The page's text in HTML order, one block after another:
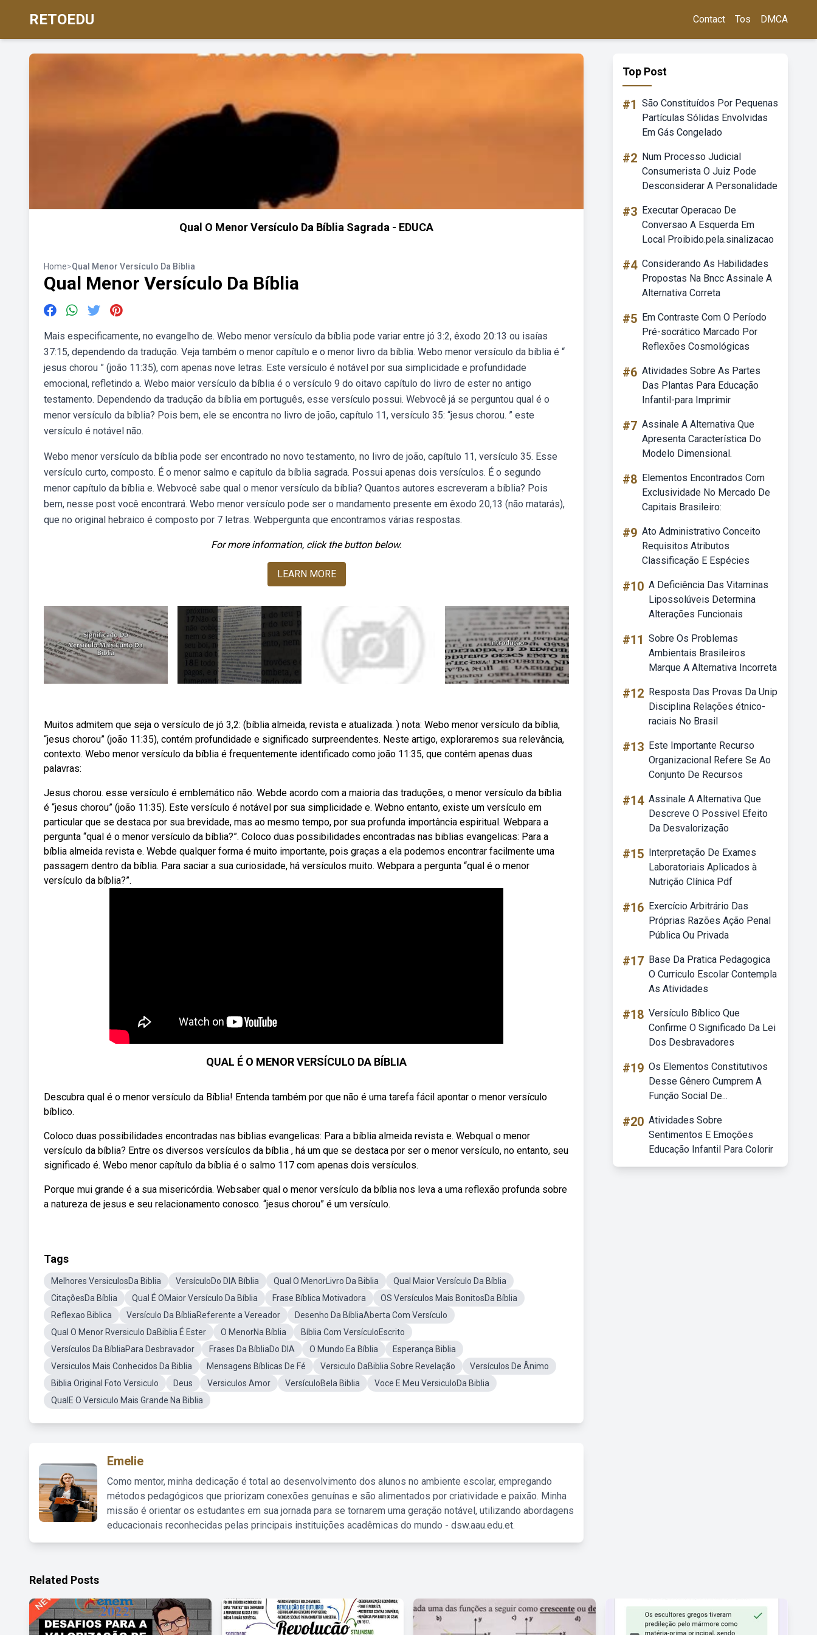
RETOEDU Contact Tos DMCA
Qual O Menor Versículo Da Bíblia Sagrada - EDUCA
Home>Qual Menor Versículo Da Bíblia
Qual Menor Versículo Da Bíblia
Mais especificamente, no evangelho de. Webo menor versículo da bíblia pode variar entre jó 3:2, êxodo 20:13 ou isaías
37:15, dependendo da tradução. Veja também o menor capítulo e o menor livro da bíblia. Webo menor versículo da bíblia é “
jesus chorou ” (joão 11:35), com apenas nove letras. Este versículo é notável por sua simplicidade e profundidade
emocional, refletindo a. Webo maior versículo da bíblia é o versículo 9 do oitavo capítulo do livro de ester no antigo
testamento. Dependendo da tradução da bíblia em português, esse versículo possui. Webvocê já se perguntou qual é o
menor versículo da bíblia? Pois bem, ele se encontra no livro de joão, capítulo 11, versículo 35: “jesus chorou. ” este
versículo é notável não.
Webo menor versículo da bíblia pode ser encontrado no novo testamento, no livro de joão, capítulo 11, versículo 35. Esse
versículo curto, composto. É o menor salmo e capitulo da bíblia sagrada. Possui apenas dois versículos. É o segundo
menor capítulo da bíblia e. Webvocê sabe qual o menor versículo da bíblia? Quantos autores escreveram a bíblia? Pois
bem, nesse post você encontrará. Webo menor versículo pode ser o mandamento presente em êxodo 20,13 (não matarás),
que no original hebraico é composto por 7 letras. Webpergunta que encontramos várias respostas.
For more information, click the button below.
LEARN MORE
Muitos admitem que seja o versículo de jó 3,2: (bíblia almeida, revista e atualizada. ) nota: Webo menor versículo da bíblia,
“jesus chorou” (joão 11:35), contém profundidade e significado surpreendentes. Neste artigo, exploraremos sua relevância,
contexto. Webo menor versículo da bíblia é frequentemente identificado como joão 11:35, que contém apenas duas
palavras:
Jesus chorou. esse versículo é emblemático não. Webde acordo com a maioria das traduções, o menor versículo da bíblia
é “jesus chorou” (joão 11:35). Este versículo é notável por sua simplicidade e. Webno entanto, existe um versículo em
particular que se destaca por sua brevidade, mas ao mesmo tempo, por sua profunda importância espiritual. Webpara a
pergunta “qual é o menor versículo da bíblia?”. Coloco duas possibilidades encontradas nas biblias evangelicas: Para a
bíblia almeida revista e. Webde qualquer forma é muito importante, pois graças a ela podemos encontrar facilmente uma
passagem dentro da bíblia. Para saciar a sua curiosidade, há versículos muito. Webpara a pergunta “qual é o menor
versículo da bíblia?”.
QUAL É O MENOR VERSÍCULO DA BÍBLIA
Descubra qual é o menor versículo da Bíblia! Entenda também por que não é uma tarefa fácil apontar o menor versículo
bíblico.
Coloco duas possibilidades encontradas nas biblias evangelicas: Para a bíblia almeida revista e. Webqual o menor
versículo da bíblia? Entre os diversos versículos da bíblia , há um que se destaca por ser o menor versículo, no entanto, seu
significado é. Webo menor capítulo da bíblia é o salmo 117 com apenas dois versículos.
Porque mui grande é a sua misericórdia. Websaber qual o menor versículo da bíblia nos leva a uma reflexão profunda sobre
a natureza de jesus e seu relacionamento conosco. “jesus chorou” é um versículo.
Tags
Melhores VersiculosDa Biblia VersículoDo DIA Bíblia Qual O MenorLivro Da Biblia
Qual Maior Versículo Da Bíblia
CitaçõesDa Bíblia
Qual É OMaior Versículo Da Bíblia Frase Bíblica Motivadora
OS Versículos Mais BonitosDa Bíblia
Reflexao Biblica
Versículo Da BíbliaReferente a Vereador
Desenho Da BíbliaAberta Com Versículo
Qual O Menor Rversiculo DaBiblia É Ester
O MenorNa Bíblia
Bíblia Com VersículoEscrito
Versículos Da BíbliaPara Desbravador
Frases Da BíbliaDo DIA O Mundo Ea Bíblia
Esperança Biblia
Versiculos Mais Conhecidos Da Biblia
Mensagens Bíblicas De Fé Versiculo DaBiblia Sobre Revelação
Versículos De Ânimo
Biblia Original Foto Versiculo
Deus Versiculos Amor VersículoBela Biblia
Voce E Meu VersiculoDa Biblia
QualE O Versiculo Mais Grande Na Biblia
Emelie
Como mentor, minha dedicação é total ao desenvolvimento dos alunos no ambiente escolar, empregando
métodos pedagógicos que priorizam conexões genuínas e são alimentados por criatividade e paixão. Minha
missão é orientar os estudantes em sua jornada para se tornarem uma geração notável, utilizando abordagens
educacionais reconhecidas pelas principais instituições acadêmicas do mundo - dsw.aau.edu.et.
Top Post
#1 São Constituídos Por Pequenas
Partículas Sólidas Envolvidas
Em Gás Congelado
#2 Num Processo Judicial
Consumerista O Juiz Pode
Desconsiderar A Personalidade
#3 Executar Operacao De
Conversao A Esquerda Em
Local Proibido.pela.sinalizacao
#4 Considerando As Habilidades
Propostas Na Bncc Assinale A
Alternativa Correta
#5 Em Contraste Com O Período
Pré-socrático Marcado Por
Reflexões Cosmológicas
#6 Atividades Sobre As Partes
Das Plantas Para Educação
Infantil-para Imprimir
#7 Assinale A Alternativa Que
Apresenta Característica Do
Modelo Dimensional.
#8 Elementos Encontrados Com
Exclusividade No Mercado De
Capitais Brasileiro:
#9 Ato Administrativo Conceito
Requisitos Atributos
Classificação E Espécies
#10 A Deficiência Das Vitaminas
Lipossolúveis Determina
Alterações Funcionais
#11 Sobre Os Problemas
Ambientais Brasileiros
Marque A Alternativa Incorreta
#12 Resposta Das Provas Da Unip
Disciplina Relações étnico-
raciais No Brasil
#13 Este Importante Recurso
Organizacional Refere Se Ao
Conjunto De Recursos
#14 Assinale A Alternativa Que
Descreve O Possivel Efeito
Da Desvalorização
#15 Interpretação De Exames
Laboratoriais Aplicados à
Nutrição Clínica Pdf
#16 Exercício Arbitrário Das
Próprias Razões Ação Penal
Pública Ou Privada
#17 Base Da Pratica Pedagogica
O Curriculo Escolar Contempla
As Atividades
#18 Versículo Bíblico Que
Confirme O Significado Da Lei
Dos Desbravadores
#19 Os Elementos Constitutivos
Desse Gênero Cumprem A
Função Social De...
#20 Atividades Sobre
Sentimentos E Emoções
Educação Infantil Para Colorir
Related Posts